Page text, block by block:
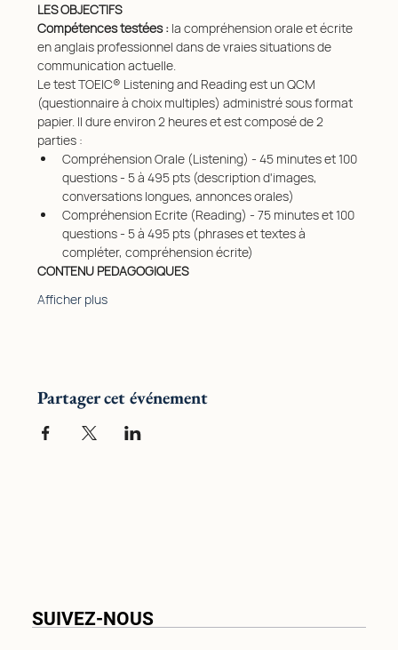
LES OBJECTIFS
Compétences testées : la compréhension orale et écrite
en anglais professionnel dans de vraies situations de
communication actuelle.
Le test TOEIC® Listening and Reading est un QCM
(questionnaire à choix multiples) administré sous format
papier. Il dure environ 2 heures et est composé de 2
parties :
Compréhension Orale (Listening) - 45 minutes et 100
questions - 5 à 495 pts (description d'images,
conversations longues, annonces orales)
Compréhension Ecrite (Reading) - 75 minutes et 100
questions - 5 à 495 pts (phrases et textes à
compléter, compréhension écrite)
CONTENU PEDAGOGIQUES
Afficher plus
Partager cet événement
SUIVEZ-NOUS